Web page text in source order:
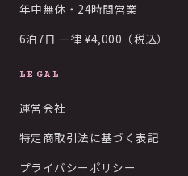
年中無休・24時間営業
6泊7日 一律 ¥4,000（税込）
LEGAL
運営会社
特定商取引法に基づく表記
プライバシーポリシー